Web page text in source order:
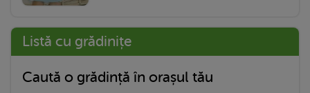
Listă cu grădinițe
Caută o grădință în orașul tău